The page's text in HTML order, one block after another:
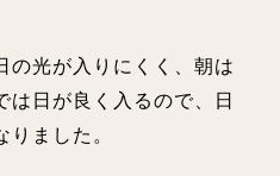
の光が入りにくく、朝は
は日が良く入るので、日
ました。